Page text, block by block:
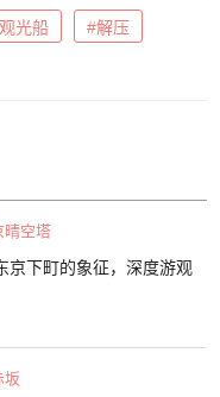
光船 #解压
晴空塔
京下町的象征，深度游观
坂